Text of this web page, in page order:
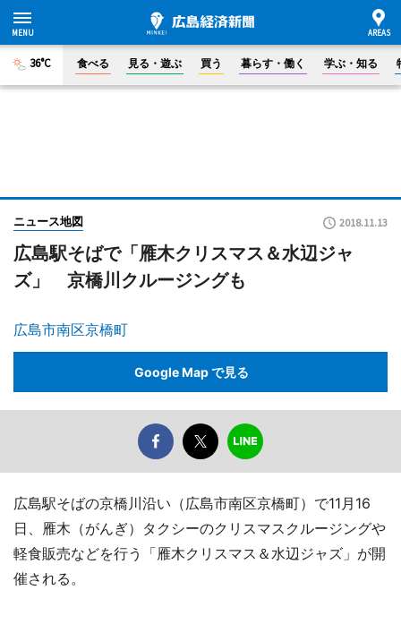
36°C 食べる 見る・遊ぶ 買う 暮らす・働く 学ぶ・知る
ニュース地図 2018.11.13
広島駅そばで「雁木クリスマス＆水辺ジャ
ズ」 京橋川クルージングも
広島市南区京橋町
Google Map で見る
広島駅そばの京橋川沿い（広島市南区京橋町）で11月16
日、雁木（がんぎ）タクシーのクリスマスクルージングや
軽食販売などを行う「雁木クリスマス＆水辺ジャズ」が開
催される。